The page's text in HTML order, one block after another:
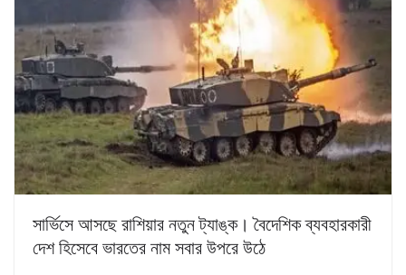
সার্ভিসে আসছে রাশিয়ার নতুন ট্যাঙ্ক। বৈদেশিক ব্যবহারকারী
দেশ হিসেবে ভারতের নাম সবার উপরে উঠে